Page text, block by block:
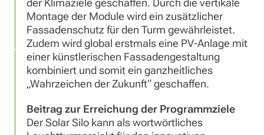
der Klimaziele geschaffen. Durch die vertikale
Montage der Module wird ein zusätzlicher
Fassadenschutz für den Turm gewährleistet.
Zudem wird global erstmals eine PV-Anlage mit
einer künstlerischen Fassadengestaltung
kombiniert und somit ein ganzheitliches
„Wahrzeichen der Zukunft“ geschaffen.
Beitrag zur Erreichung der Programmziele
Der Solar Silo kann als wortwörtliches